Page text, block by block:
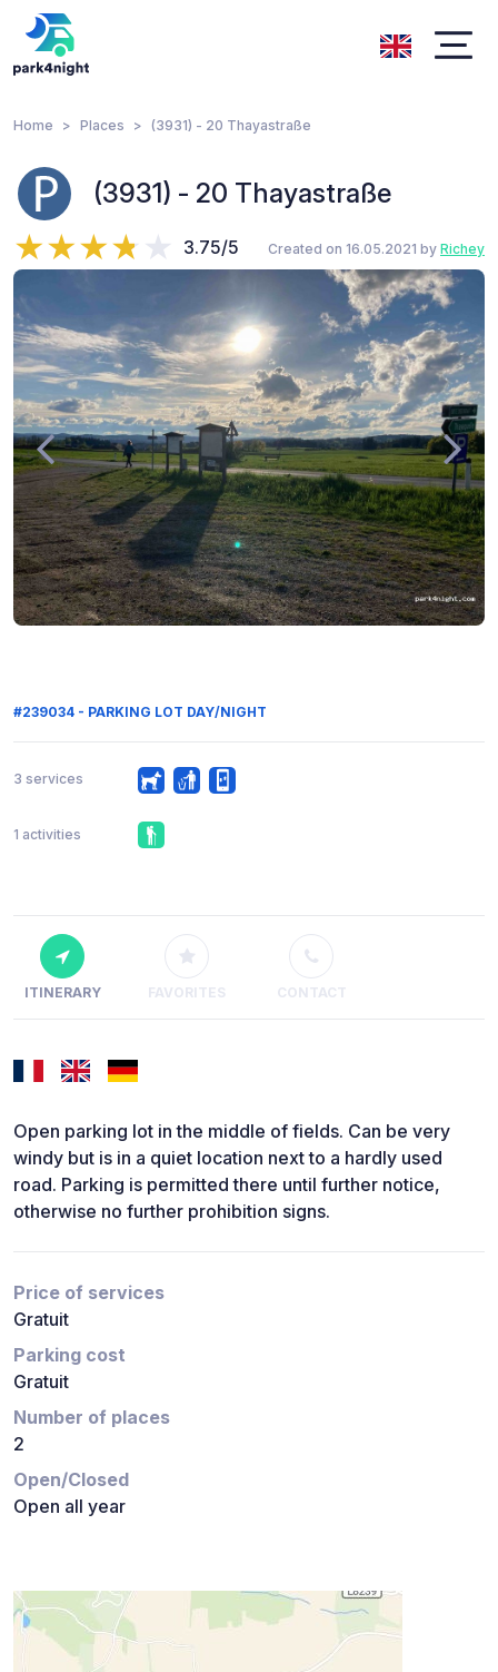
Home Places (3931) - 20 Thayastraße
(3931) - 20 Thayastraße
3.75/5 Created on 16.05.2021 by Richey
#239034 - PARKING LOT DAY/NIGHT
3 services
1 activities
ITINERARY FAVORITES CONTACT
Open parking lot in the middle of fields. Can be very
windy but is in a quiet location next to a hardly used
road. Parking is permitted there until further notice,
otherwise no further prohibition signs.
Price of services
Gratuit
Parking cost
Gratuit
Number of places
2
Open/Closed
Open all year